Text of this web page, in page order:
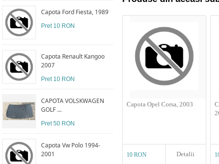
Capota Ford Fiesta, 1989
Pret 10 RON
Capota Renault Kangoo
2007
Pret 10 RON
CAPOTA VOLSKWAGEN
GOLF ...
Pret 50 RON
Capota Vw Polo 1994-
2001
Capota Opel Corsa, 2003
10 RON Detalii